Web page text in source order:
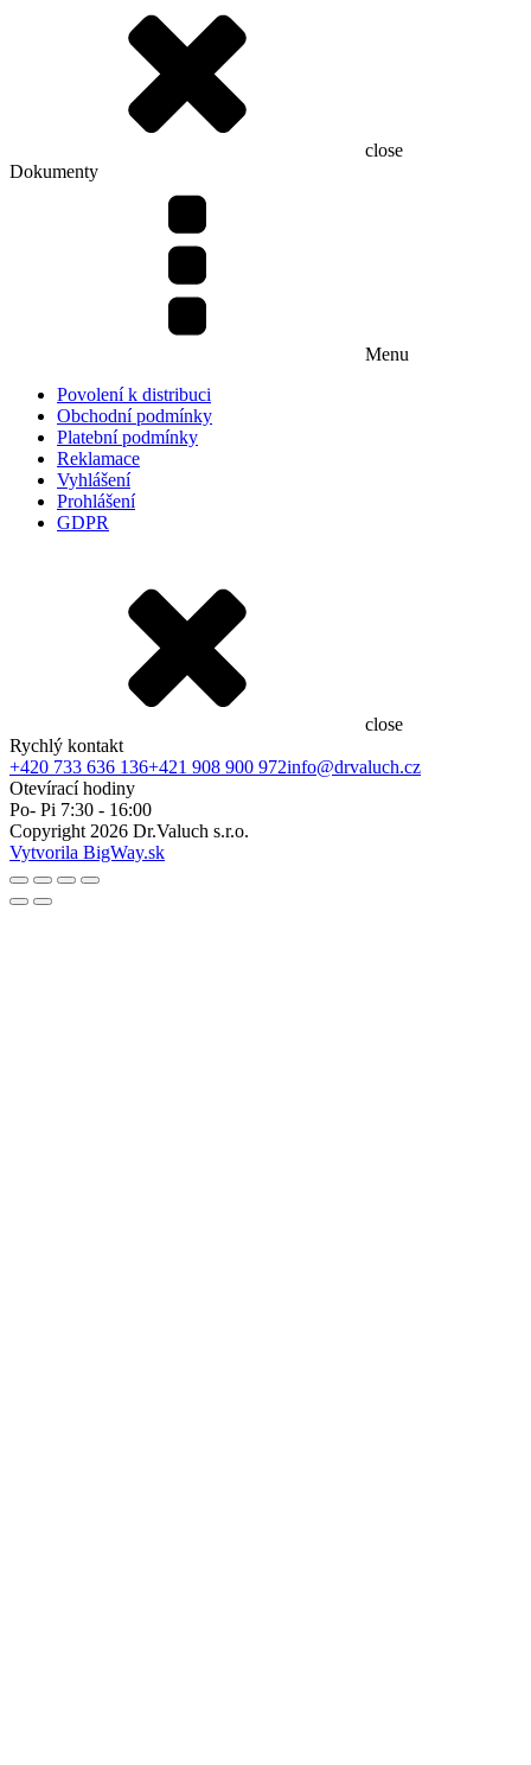
close
Dokumenty
Menu
Povolení k distribuci
Obchodní podmínky
Platební podmínky
Reklamace
Vyhlášení
Prohlášení
GDPR
close
Rychlý kontakt
+420 733 636 136+421 908 900 972info@drvaluch.cz
Otevírací hodiny
Po- Pi 7:30 - 16:00
Copyright 2026 Dr.Valuch s.r.o.
Vytvorila BigWay.sk